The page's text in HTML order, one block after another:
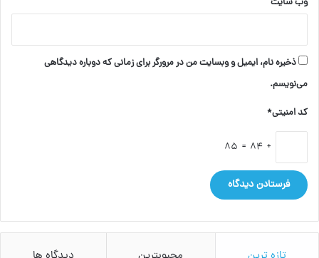
ذخیره نام، ایمیل و وبسایت من در مرورگر برای زمانی که دوباره دیدگاهی
می‌نویسم.
کد امنیتی*
+ 84 = 85